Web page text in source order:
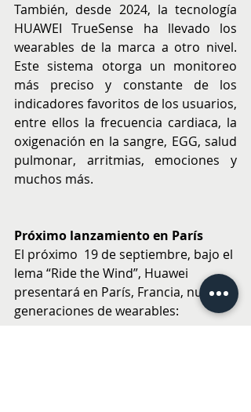
También, desde 2024, la tecnología
HUAWEI TrueSense ha llevado los
wearables de la marca a otro nivel.
Este sistema otorga un monitoreo
más preciso y constante de los
indicadores favoritos de los usuarios,
entre ellos la frecuencia cardiaca, la
oxigenación en la sangre, EGG, salud
pulmonar, arritmias, emociones y
muchos más.
Próximo lanzamiento en París
El próximo  19 de septiembre, bajo el
lema “Ride the Wind”, Huawei
presentará en París, Francia, nuevas
generaciones de wearables: